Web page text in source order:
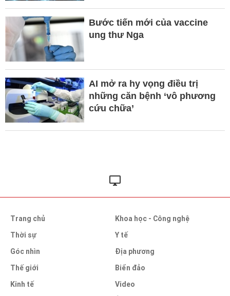
Bước tiến mới của vaccine
ung thư Nga
AI mở ra hy vọng điều trị
những căn bệnh ‘vô phương
cứu chữa’
Trang chủ
Thời sự
Góc nhìn
Thế giới
Kinh tế
Khoa học - Công nghệ
Y tế
Địa phương
Biển đảo
Video